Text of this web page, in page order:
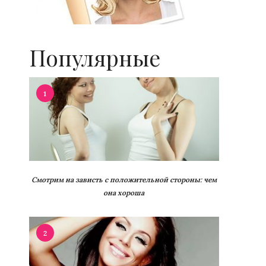
Популярные
1
Смотрим на зависть с положительной стороны: чем
она хороша
2